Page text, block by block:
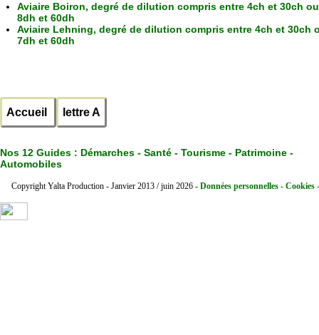
Aviaire Boiron, degré de dilution compris entre 4ch et 30ch
8dh et 60dh
Aviaire Lehning, degré de dilution compris entre 4ch et 30ch
7dh et 60dh
Accueil lettre A
Nos 12 Guides : Démarches - Santé - Tourisme - Patrimoine -
Automobiles
Copyright Yalta Production - Janvier 2013 / juin 2026 - Données personnelles - Cookies